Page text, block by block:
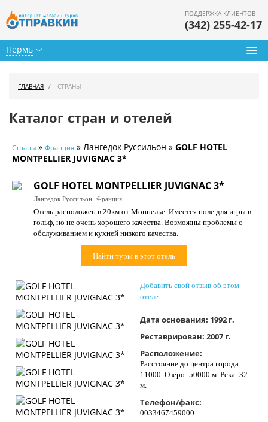
Пермь
ПОДДЕРЖКА КЛИЕНТОВ
(342) 255-42-17
Календарь туров
Цены дня
Страны
Как купить
Контакты
ГЛАВНАЯ СТРАНЫ
Каталог стран и отелей
Страны » Франция » Лангедок Руссильон » GOLF HOTEL
MONTPELLIER JUVIGNAC 3*
GOLF HOTEL MONTPELLIER JUVIGNAC 3*
Лангедок Руссильон, Франция
Отель расположен в 20км от Монпельe. Имеется поле для игры в
гольф, но не очень хорошего качества. Возможны проблемы с
обслуживанием и кухней низкого качества.
Найти туры в этот отель
Добавить свой отзыв об этом
отеле
Дата основания: 1992 г.
Реставрирован: 2007 г.
Расположение:
Расстояние до центра города:
11000. Озеро: 50000 м. Река: 32
м.
Телефон/факс:
0033467459000